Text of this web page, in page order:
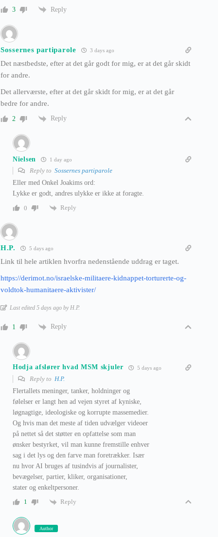
3 Reply
Sossernes partiparole 3 days ago
Det næstbedste, efter at det går godt for mig, er at det går skidt
for andre.
Det allerværste, efter at det går skidt for mig, er at det går
bedre for andre.
2 Reply
Nielsen 1 day ago
Reply to Sossernes partiparole
Eller med Onkel Joakims ord:
Lykke er godt, andres ulykke er ikke at foragte.
0
Reply
H.P. 5 days ago
Link til hele artiklen hvorfra nedenstående uddrag er taget.
https://derimot.no/israelske-militaere-kidnappet-torturerte-og-
voldtok-humanitaere-aktivister/
Last edited 5 days ago by H.P.
1 Reply
Hodja afslører hvad MSM skjuler 5 days ago
Reply to H.P.
Flertallets meninger, tanker, holdninger og
følelser er langt hen ad vejen styret af kyniske,
løgnagtige, ideologiske og korrupte massemedier.
Og hvis man det meste af tiden udvælger videoer
på nettet så det støtter en opfattelse som man
ønsker bestyrket, vil man kunne fremstille enhver
sag i det lys og den farve man foretrækker. Især
nu hvor AI bruges af tusindvis af journalister,
bevægelser, partier, kliker, organisationer,
stater og enkeltpersoner.
1
Reply
Author